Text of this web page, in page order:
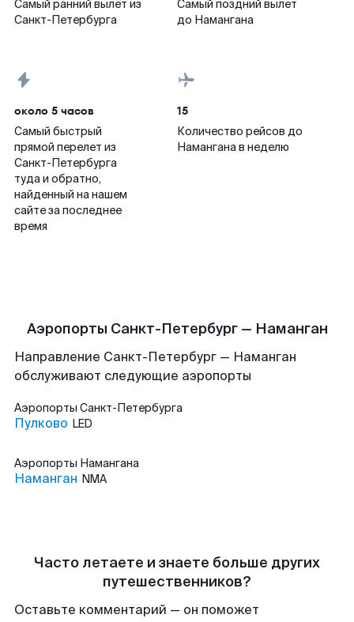
Самый ранний вылет из
Санкт-Петербурга
Самый поздний вылет
до Намангана
около 5 часов
Самый быстрый
прямой перелет из
Санкт-Петербурга
туда и обратно,
найденный на нашем
сайте за последнее
время
15
Количество рейсов до
Намангана в неделю
Аэропорты Санкт-Петербург — Наманган
Направление Санкт-Петербург — Наманган
обслуживают следующие аэропорты
Аэропорты Санкт-Петербурга
Пулково LED
Аэропорты Намангана
Наманган NMA
Часто летаете и знаете больше других
путешественников?
Оставьте комментарий — он поможет